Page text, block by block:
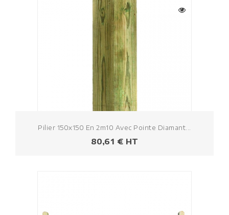
Pilier 150x150 En 2m10 Avec Pointe Diamant...
Prezzo
80,61 € HT